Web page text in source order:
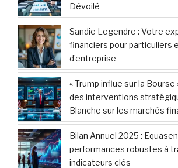
Dévoilé
Sandie Legendre : Votre
financiers pour particuliers
d’entreprise
« Trump influe sur la Bourse
des interventions
Blanche sur les marchés
Bilan Annuel 2025 :
performances robustes à
indicateurs clés